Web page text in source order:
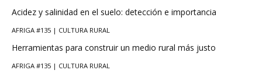
Acidez y salinidad en el suelo: detección e importancia
AFRIGA #135 | CULTURA RURAL
Herramientas para construir un medio rural más justo
AFRIGA #135 | CULTURA RURAL